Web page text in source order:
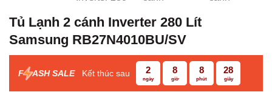
Tủ Lạnh 2 cánh Inverter 280 Lít
Samsung RB27N4010BU/SV
F ASH SALE Kết thúc sau 2
ngày
8
giờ
8
phút
28
giây